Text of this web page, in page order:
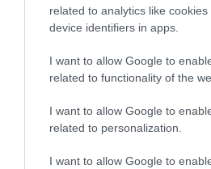
related to analytics like
device identifiers in apps.
I want to allow Google to
related to functionality of the
I want to allow Google to
related to personalization.
I want to allow Google to
35 PERCES
FELADAT
BAKA
ELNÖKNEK A